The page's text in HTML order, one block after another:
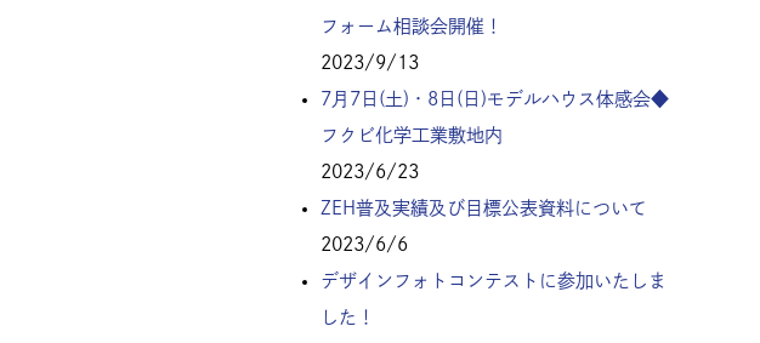
フォーム相談会開催！
2023/9/13
7月7日(土)・8日(日)モデルハウス体感会◆
フクビ化学工業敷地内
2023/6/23
ZEH普及実績及び目標公表資料について
2023/6/6
デザインフォトコンテストに参加いたしま
した！